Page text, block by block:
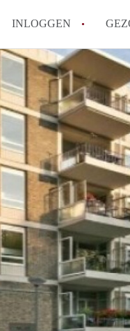
INLOGGEN
How to
Wat is
Hoeveel kost
Wat is de
Berekent
Alle